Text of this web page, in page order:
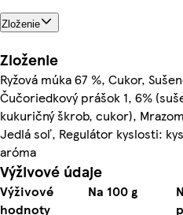
Zloženie
Zloženie
Ryžová múka 67 %, Cukor,
Čučoriedkový prášok 1, 6%
kukuričný škrob, cukor),
Jedlá soľ, Regulátor kyslosti:
aróma
Výživové údaje
Výživové
hodnoty
Na 100 g